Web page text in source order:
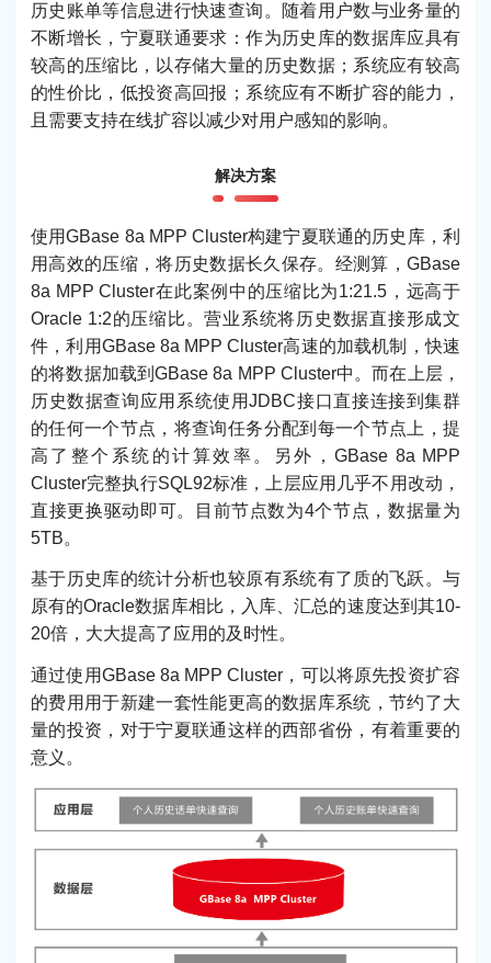
历史账单等信息进行快速查询。随着用户数与业务量的
不断增长，宁夏联通要求：作为历史库的数据库应具有
较高的压缩比，以存储大量的历史数据；系统应有较高
的性价比，低投资高回报；系统应有不断扩容的能力，
且需要支持在线扩容以减少对用户感知的影响。
解决方案
使用GBase 8a MPP Cluster构建宁夏联通的历史库，利
用高效的压缩，将历史数据长久保存。经测算，GBase
8a MPP Cluster在此案例中的压缩比为1:21.5，远高于
Oracle 1:2的压缩比。营业系统将历史数据直接形成文
件，利用GBase 8a MPP Cluster高速的加载机制，快速
的将数据加载到GBase 8a MPP Cluster中。而在上层，
历史数据查询应用系统使用JDBC接口直接连接到集群
的任何一个节点，将查询任务分配到每一个节点上，提
高了整个系统的计算效率。另外，GBase 8a MPP
Cluster完整执行SQL92标准，上层应用几乎不用改动，
直接更换驱动即可。目前节点数为4个节点，数据量为
5TB。
基于历史库的统计分析也较原有系统有了质的飞跃。与
原有的Oracle数据库相比，入库、汇总的速度达到其10-
20倍，大大提高了应用的及时性。
通过使用GBase 8a MPP Cluster，可以将原先投资扩容
的费用用于新建一套性能更高的数据库系统，节约了大
量的投资，对于宁夏联通这样的西部省份，有着重要的
意义。